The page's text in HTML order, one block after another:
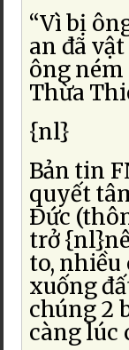
“Vì bị
an đã
ông ném
Thừa
{nl}
Bản tin
quyết
Ðức
trở
to,
xuống
chúng 2
càng lúc